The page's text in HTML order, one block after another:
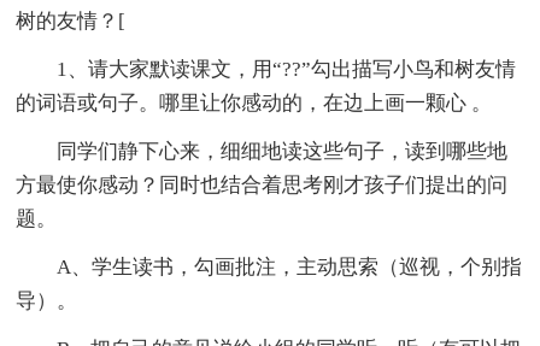
树的友情？[
1、请大家默读课文，用“??”勾出描写小鸟和树友情
的词语或句子。哪里让你感动的，在边上画一颗心 。
同学们静下心来，细细地读这些句子，读到哪些地
方最使你感动？同时也结合着思考刚才孩子们提出的问
题。
A、学生读书，勾画批注，主动思索（巡视，个别指
导）。